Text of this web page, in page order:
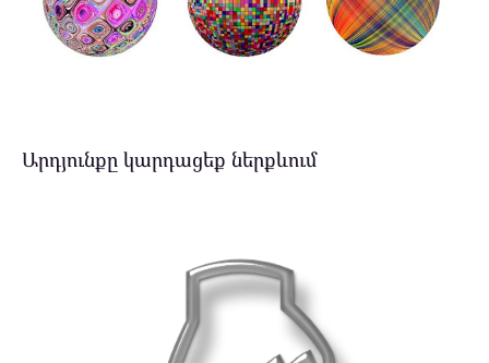
Արդյունքը կարդացեք ներքևում